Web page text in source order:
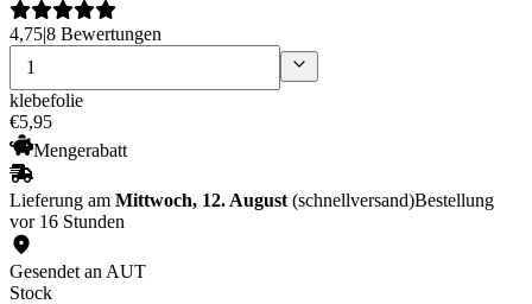
4,75|8 Bewertungen
klebefolie
€5,95
Mengerabatt
Lieferung am Mittwoch, 12. August (schnellversand)Bestellung
vor 16 Stunden
Gesendet an AUT
Stock